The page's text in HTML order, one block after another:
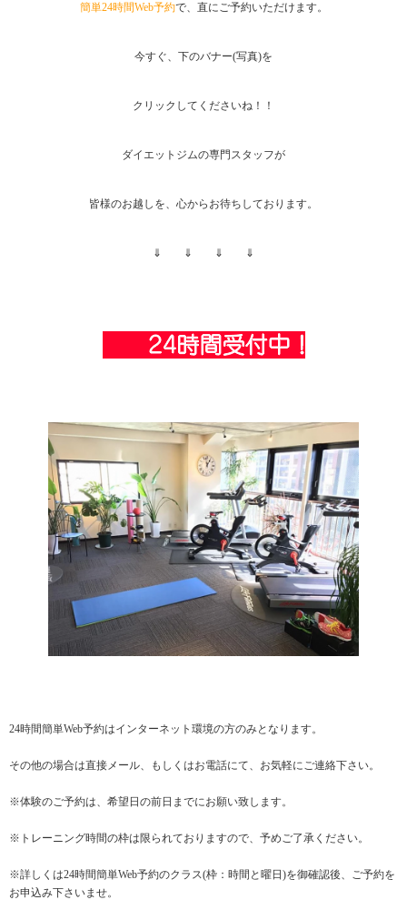
簡単24時間Web予約で、直にご予約いただけます。
今すぐ、下のバナー(写真)を
クリックしてくださいね！！
ダイエットジムの専門スタッフが
皆様のお越しを、心からお待ちしております。
⇓ ⇓ ⇓ ⇓
24時間簡単Web予約はインターネット環境の方のみとなります。
その他の場合は直接メール、もしくはお電話にて、お気軽にご連絡下さい。
※体験のご予約は、希望日の前日までにお願い致します。
※トレーニング時間の枠は限られておりますので、予めご了承ください。
※詳しくは24時間簡単Web予約のクラス(枠：時間と曜日)を御確認後、ご予約を
お申込み下さいませ。